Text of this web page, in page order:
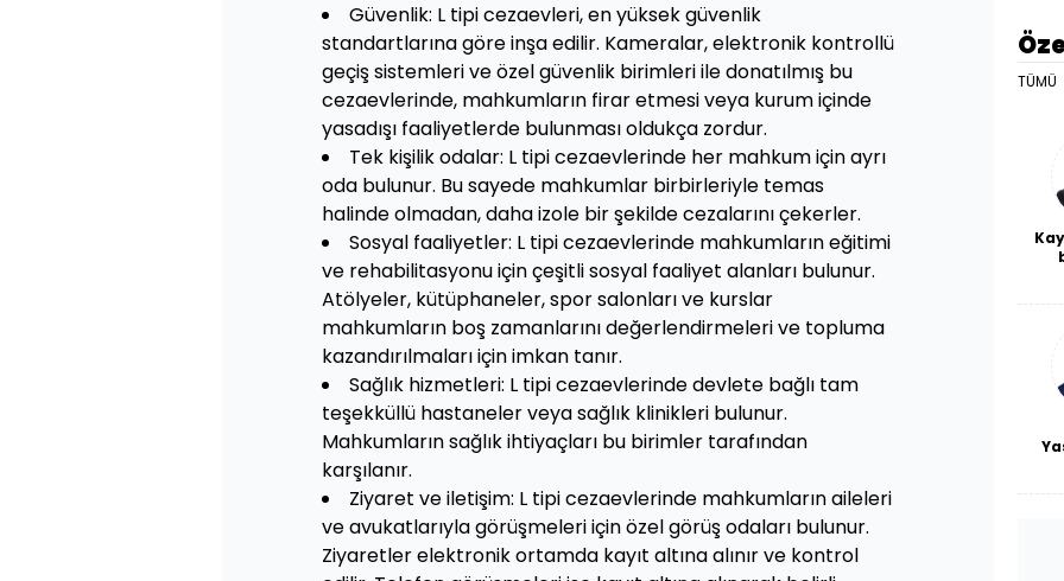
Güvenlik: L tipi cezaevleri, en yüksek güvenlik
standartlarına göre inşa edilir. Kameralar, elektronik kontrollü
geçiş sistemleri ve özel güvenlik birimleri ile donatılmış bu
cezaevlerinde, mahkumların firar etmesi veya kurum içinde
yasadışı faaliyetlerde bulunması oldukça zordur.
Tek kişilik odalar: L tipi cezaevlerinde her mahkum için ayrı
oda bulunur. Bu sayede mahkumlar birbirleriyle temas
halinde olmadan, daha izole bir şekilde cezalarını çekerler.
Sosyal faaliyetler: L tipi cezaevlerinde mahkumların eğitimi
ve rehabilitasyonu için çeşitli sosyal faaliyet alanları bulunur.
Atölyeler, kütüphaneler, spor salonları ve kurslar
mahkumların boş zamanlarını değerlendirmeleri ve topluma
kazandırılmaları için imkan tanır.
Sağlık hizmetleri: L tipi cezaevlerinde devlete bağlı tam
teşekküllü hastaneler veya sağlık klinikleri bulunur.
Mahkumların sağlık ihtiyaçları bu birimler tarafından
karşılanır.
Ziyaret ve iletişim: L tipi cezaevlerinde mahkumların aileleri
ve avukatlarıyla görüşmeleri için özel görüş odaları bulunur.
Ziyaretler elektronik ortamda kayıt altına alınır ve kontrol
TÜMÜ